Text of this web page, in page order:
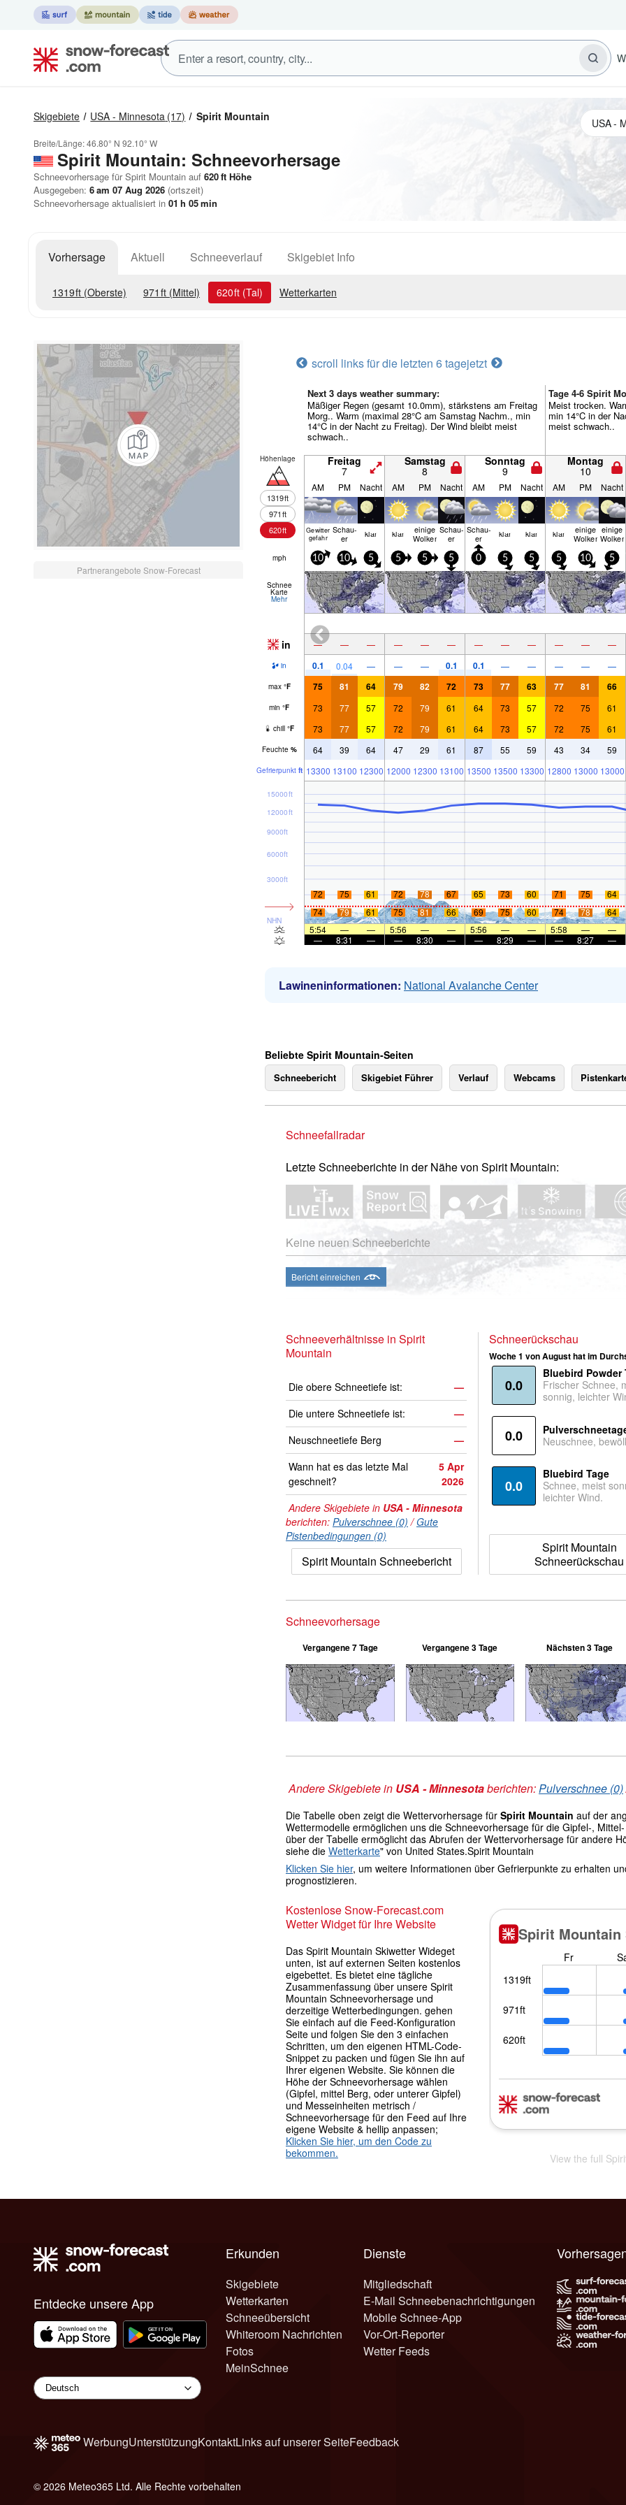
Skigebiete USA - Minnesota (17) Spirit Mountain
Breite/Länge:46.80° N 92.10° W
Spirit Mountain: Schneevorhersage
Schneevorhersage für Spirit Mountain auf 620ft Höhe
Ausgegeben: 6 am 07 Aug 2026 (ortszeit)
Schneevorhersage aktualisiert in 01 h 05min
Vorhersage Aktuell Schneeverlauf Skigebiet Info
1319ft (Oberste) 971 ft (Mittel) 620ft (Tal) Wetterkarten
Partnerangebote Snow-Forecast
scroll links für die letzten 6 tagejetzt
Next 3 days weather summary:
Mäßiger Regen (gesamt 10.0mm), stärkstens am Freitag
Morg.. Warm (maximal 28°C am Samstag Nachm., min
14°C in der Nacht zu Freitag). Der Wind bleibt meist
schwach..
Tage 4-6 Spirit
Meist trocken.
min 14°C in der
meist schwach..
Höhenlage
1319ft
971ft
620ft
Freitag
7
Samstag
8
Sonntag
9
Montag
10
AM PM Nacht AM PM Nacht AM PM Nacht AM PM Nacht
Gewitter
gefahr
Schau­
er klar klar einige
Wolken
Schau­
er
Schau­
er klar klar klar einige
Wolken
einige
Wolken
mph 10 10 5 5 5 5 0 5 5 5 10 5
Schnee
Karte
Mehr
in — — — — — — — — — — — —
in 0.1 0.04 — — — 0.1 0.1 — — — — —
max °F 75 81 64 79 82 72 73 77 63 77 81 66
min °F 73 77 57 72 79 61 64 73 57 72 75 61
chill °F 73 77 57 72 79 61 64 73 57 72 75 61
Feuchte % 64 39 64 47 29 61 87 55 59 43 34 59
Gefrier­punkt ft 13300 13100 12300 12000 12300 13100 13500 13500 13300 12800 13000 13000
NHN
3000ft
6000ft
9000ft
12000ft
15000ft
72 75 61 72 78 67 65 73 60 71 75 64
74
79 61 75 81 66 69 75 60 74 78 64
5:54
— — 5:56 — — 5:56 — — 5:58 — —
—
8:31 — — 8:30 — — 8:29 — — 8:27 —
Lawineninformationen: National Avalanche Center
Beliebte Spirit Mountain-Seiten
Schneebericht Skigebiet Führer Verlauf Webcams
Schneefallradar
Letzte Schneeberichte in der Nähe von Spirit Mountain:
Keine neuen Schneeberichte
Bericht einreichen
Schneeverhältnisse in Spirit
Mountain
Die obere Schneetiefe ist:
—
Die untere Schneetiefe ist:
—
Neuschneetiefe Berg
—
Wann hat es das letzte Mal
geschneit?
5 Apr
2026
Andere Skigebiete in USA - Minnesota
berichten: Pulverschnee (0) /Gute
Pistenbedingungen (0)
Spirit Mountain Schneebericht
Schneerückschau
Woche 1 von August hat im
0.0
Bluebird Powder
Frischer Schnee,
sonnig, leichter
0.0
Neuschnee,
0.0
Bluebird Tage
Schnee, meist
leichter Wind.
Spirit Mountain
Schneerückschau
Schneevorhersage
Vergangene 7 Tage Vergangene 3 Tage Nächsten 3 Tage
Andere Skigebiete in USA - Minnesotaberichten:Pulverschnee (0)
Die Tabelle oben zeigt die Wettervorhersage für Spirit Mountain auf der
Wettermodelle ermöglichen uns die Schneevorhersage für die Gipfel-,
über der Tabelle ermöglicht das Abrufen der Wettervorhersage für andere
siehe die Wetterkarte" von United States.Spirit Mountain
Klicken Sie hier, um weitere Informationen über Gefrierpunkte zu erhalten
prognostizieren.
Kostenlose Snow-Forecast.com
Wetter Widget für Ihre Website
Das Spirit Mountain Skiwetter Wideget
unten, ist auf externen Seiten kostenlos
eigebettet. Es bietet eine tägliche
Zusammenfassung über unsere Spirit
Mountain Schneevorhersage und
derzeitige Wetterbedingungen. gehen
Sie einfach auf die Feed-Konfiguration
Seite und folgen Sie den 3 einfachen
Schritten, um den eigenen HTML-Code-
Snippet zu packen und fügen Sie ihn auf
Ihrer eigenen Website. Sie können die
Höhe der Schneevorhersage wählen
(Gipfel, mittel Berg, oder unterer Gipfel)
und Messeinheiten metrisch /
Schneevorhersage für den Feed auf Ihre
eigene Website & hellip anpassen;
Klicken Sie hier, um den Code zu
bekommen.
View the full
Entdecke unsere App
Erkunden
Skigebiete
Wetterkarten
Schneeübersicht
Whiteroom Nachrichten
Fotos
MeinSchnee
Dienste
Mitgliedschaft
E-Mail Schneebenachrichtigungen
Mobile Schnee-App
Vor-Ort-Reporter
Wetter Feeds
WerbungUnterstützungKontaktLinks auf unserer SeiteFeedback
© 2026 Meteo365 Ltd. Alle Rechte vorbehalten